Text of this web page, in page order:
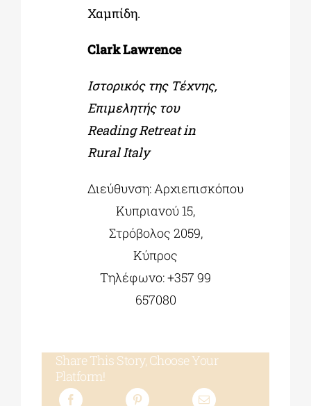
Χαμπίδη.
Clark Lawrence
Ιστορικός της Τέχνης,
Επιμελητής του
Reading Retreat in
Rural Italy
Διεύθυνση: Αρχιεπισκόπου
Κυπριανού 15,
Στρόβολος 2059,
Κύπρος
Τηλέφωνο:+357 99
657080
Share This Story, Choose Your
Platform!